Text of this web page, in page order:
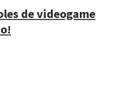
de videogame